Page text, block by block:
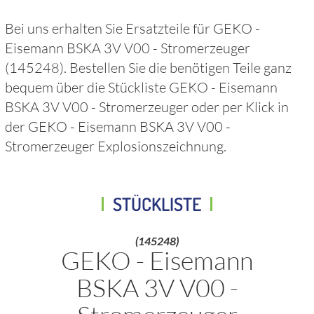
Bei uns erhalten Sie Ersatzteile für GEKO -
Eisemann BSKA 3V V00 - Stromerzeuger
(145248). Bestellen Sie die benötigen Teile ganz
bequem über die Stückliste GEKO - Eisemann
BSKA 3V V00 - Stromerzeuger oder per Klick in
der GEKO - Eisemann BSKA 3V V00 -
Stromerzeuger Explosionszeichnung.
STÜCKLISTE
(145248)
GEKO - Eisemann
BSKA 3V V00 -